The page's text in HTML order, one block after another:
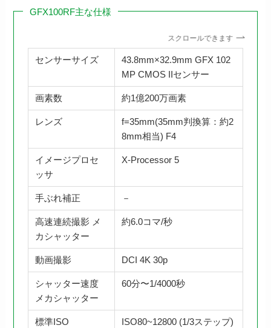
GFX100RF主な仕様
スクロールできます
センサーサイズ
43.8mm×32.9mm GFX 102
MP CMOS IIセンサー
画素数 約1億200万画素
レンズ
f=35mm(35mm判換算：約2
8mm相当) F4
イメージプロセ
ッサ
X-Processor 5
手ぶれ補正 －
高速連続撮影 メ
カシャッター
約6.0コマ/秒
動画撮影 DCI 4K 30p
シャッター速度
メカシャッター
60分〜1/4000秒
標準ISO ISO80~12800 (1/3ステップ)